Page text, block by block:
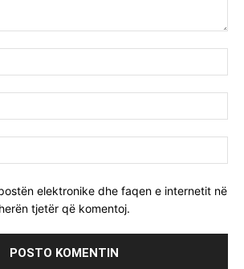
elektronike dhe faqen e internetit në
tjetër që komentoj.